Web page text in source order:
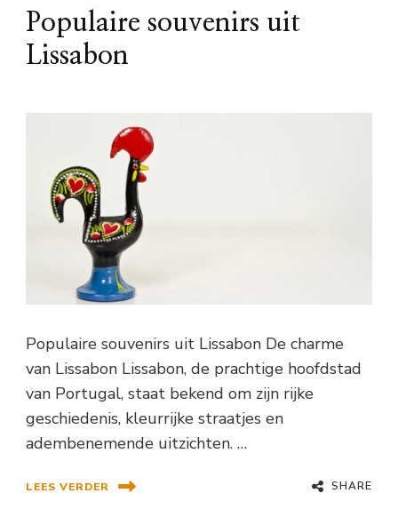
Populaire souvenirs uit
Lissabon
Populaire souvenirs uit Lissabon De charme
van Lissabon Lissabon, de prachtige hoofdstad
van Portugal, staat bekend om zijn rijke
geschiedenis, kleurrijke straatjes en
adembenemende uitzichten. …
LEES VERDER SHARE